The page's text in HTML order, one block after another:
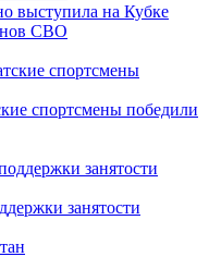
выступила на Кубке
СВО
спортсмены победили
занятости